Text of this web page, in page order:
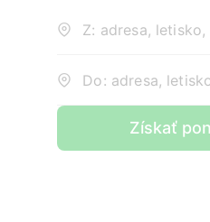
Z: adresa, letisko,
Do: adresa,
Získať